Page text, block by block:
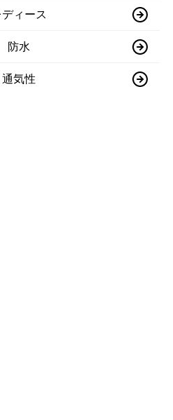
ディース
防水
通気性